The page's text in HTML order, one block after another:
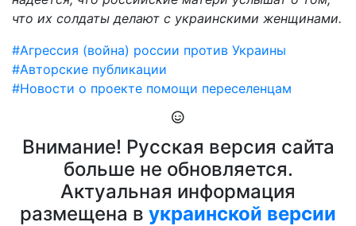
что их солдаты делают с украинскими женщинами.
#Агрессия (война) россии против Украины
#Авторские публикации
#Новости о проекте помощи переселенцам
Внимание! Русская версия сайта
больше не обновляется.
Актуальная информация
размещена в украинской версии